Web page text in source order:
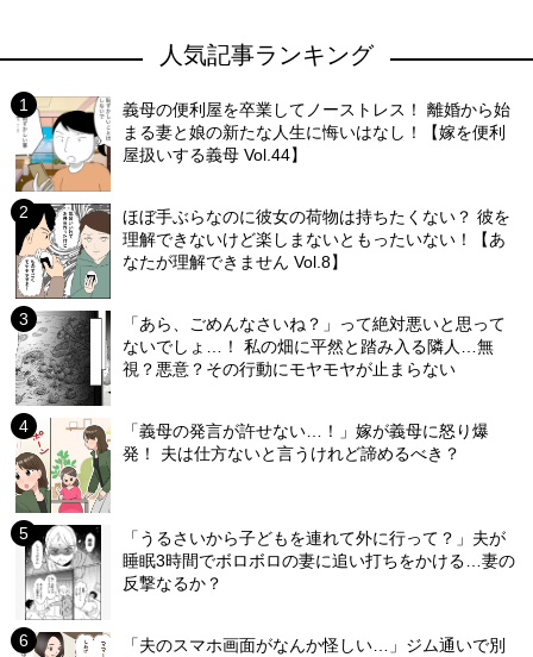
人気記事ランキング
義母の便利屋を卒業してノーストレス！ 離婚から始
まる妻と娘の新たな人生に悔いはなし！【嫁を便利
屋扱いする義母 Vol.44】
ほぼ手ぶらなのに彼女の荷物は持ちたくない？ 彼を
理解できないけど楽しまないともったいない！【あ
なたが理解できません Vol.8】
「あら、ごめんなさいね？」って絶対悪いと思って
ないでしょ…！ 私の畑に平然と踏み入る隣人…無
視？悪意？その行動にモヤモヤが止まらない
「義母の発言が許せない…！」嫁が義母に怒り爆
発！ 夫は仕方ないと言うけれど諦めるべき？
「うるさいから子どもを連れて外に行って？」夫が
睡眠3時間でボロボロの妻に追い打ちをかける…妻の
反撃なるか？
「夫のスマホ画面がなんか怪しい…」ジム通いで別